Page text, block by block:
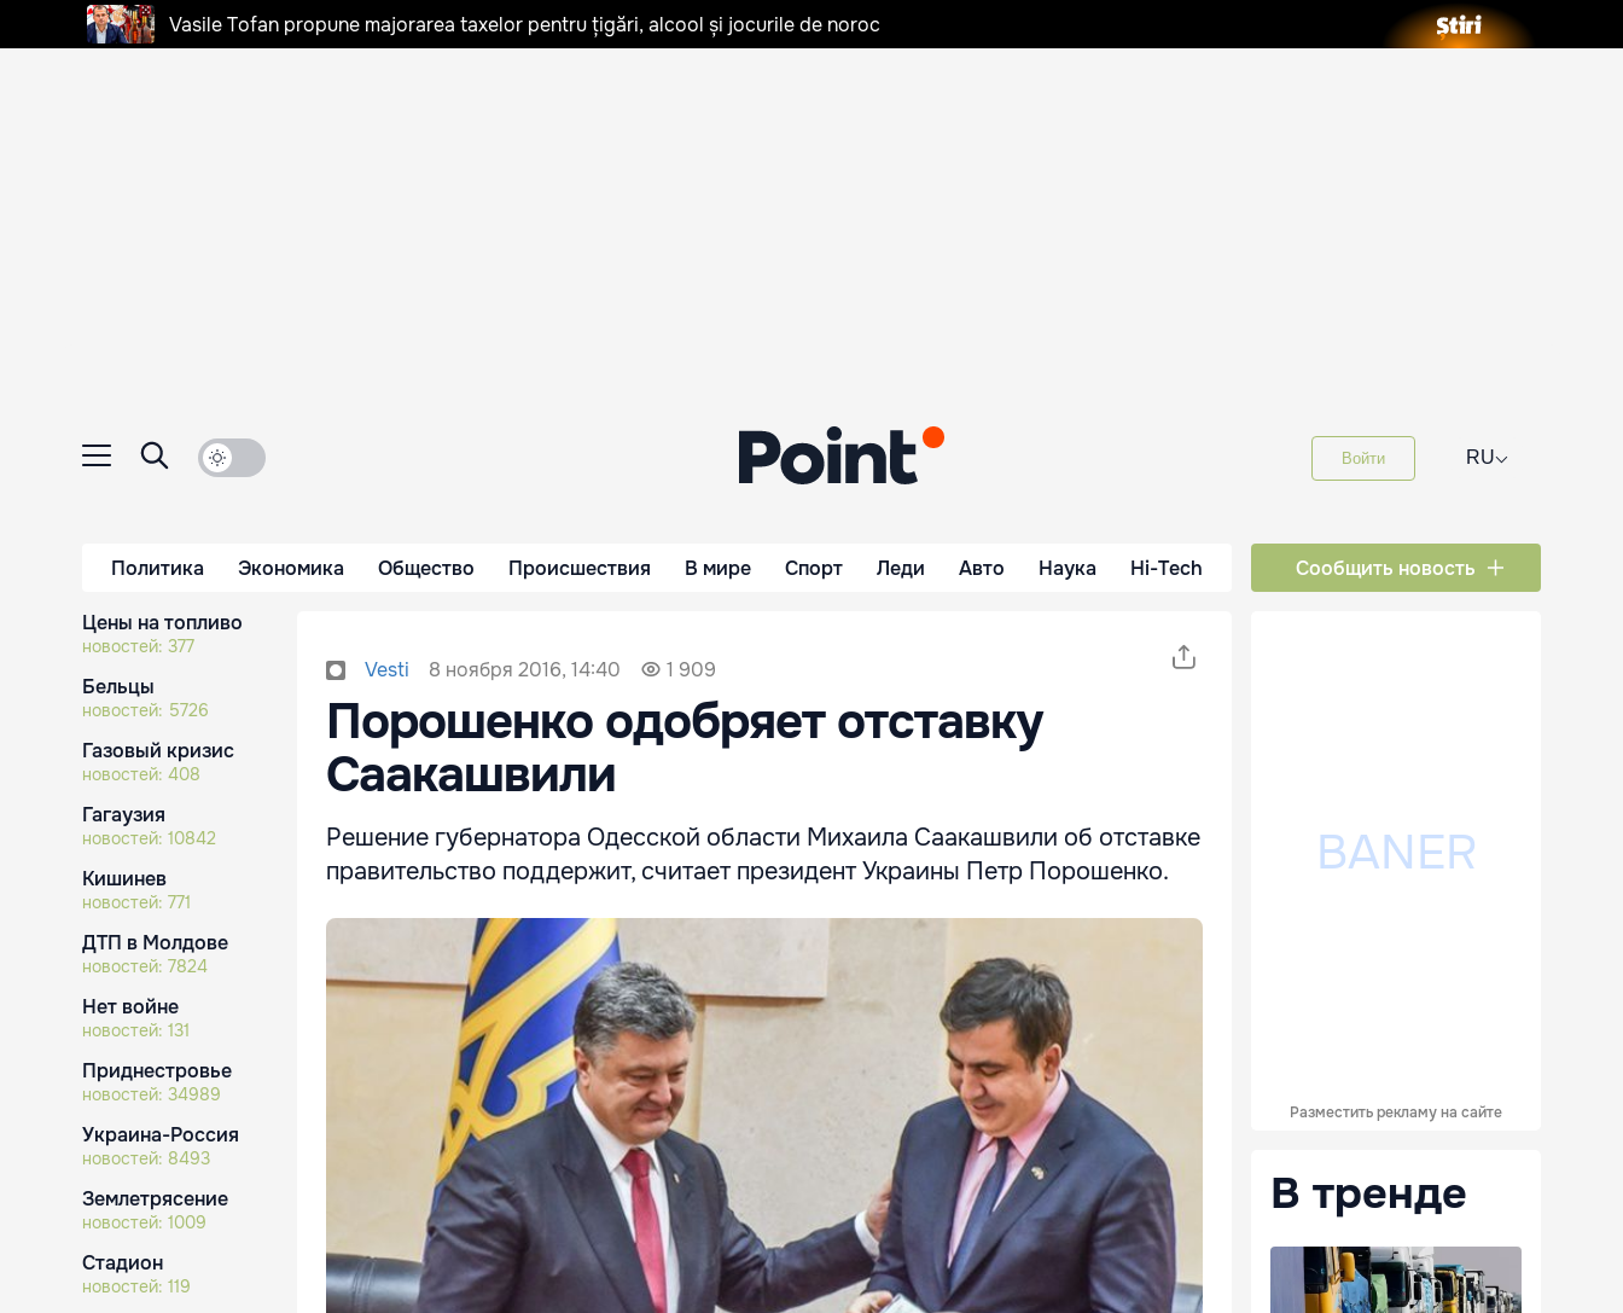
Vasile Tofan propune majorarea taxelor pentru țigări, alcool și jocurile de noroc
Войти RU⌵
Политика Экономика Общество Происшествия В мире Спорт Леди Авто Наука Hi-Tech Сообщить новость
Цены на топливо
новостей: 377
Бельцы
новостей: 5726
Газовый кризис
новостей: 408
Гагаузия
новостей: 10842
Кишинев
новостей: 771
ДТП в Молдове
новостей: 7824
Нет войне
новостей: 131
Приднестровье
новостей: 34989
Украина-Россия
новостей: 8493
Землетрясение
новостей: 1009
Стадион
новостей: 119
Vesti 8 ноября 2016, 14:40 1 909
Порошенко одобряет отставку
Саакашвили
Решение губернатора Одесской области Михаила Саакашвили об отставке
правительство поддержит, считает президент Украины Петр Порошенко.
Разместить рекламу на сайте
В тренде